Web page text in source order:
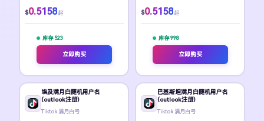
$0.5158 起
库存 523
立即购买
$0.5158 起
库存 998
立即购买
埃及满月白随机用户名
(outlook注册)
Tiktok 满月白号
巴基斯坦满月白随机用户名
(outlook注册)
Tiktok 满月白号